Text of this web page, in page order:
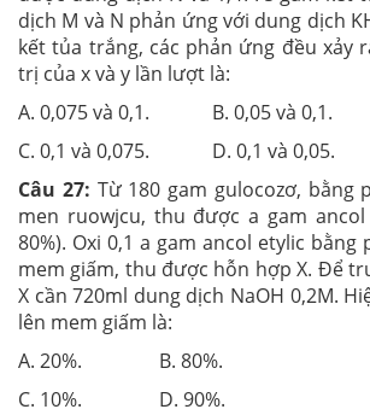
dịch M và N phản ứng với dung dịch
kết tủa trắng, các phản ứng đều xảy
trị của x và y lần lượt là:
A. 0,075 và 0,1. B. 0,05 và 0,1.
C. 0,1 và 0,075. D. 0,1 và 0,05.
Câu 27: Từ 180 gam gulocozơ, bằng
men ruowjcu, thu được a gam
80%). Oxi 0,1 a gam ancol etylic
mem giấm, thu được hỗn hợp X. Để
X cần 720ml dung dịch NaOH 0,2M.
lên mem giấm là:
A. 20%. B. 80%.
C. 10%. D. 90%.